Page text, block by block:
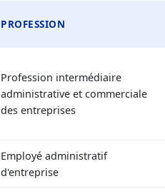
PROFESSION
Profession intermédiaire
administrative et commerciale
des entreprises
Employé administratif
d'entreprise